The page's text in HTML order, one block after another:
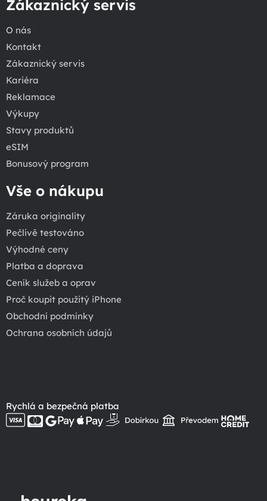
Zákaznický servis
O nás
Kontakt
Zákaznický servis
Kariéra
Reklamace
Výkupy
Stavy produktů
eSIM
Bonusový program
Vše o nákupu
Záruka originality
Pečlivě testováno
Výhodné ceny
Platba a doprava
Ceník služeb a oprav
Proč koupit použitý iPhone
Obchodní podmínky
Ochrana osobních údajů
Rychlá a bezpečná platba